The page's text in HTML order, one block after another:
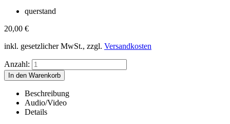
querstand
20,00 €
inkl. gesetzlicher MwSt., zzgl. Versandkosten
Anzahl:
Beschreibung
Audio/Video
Details